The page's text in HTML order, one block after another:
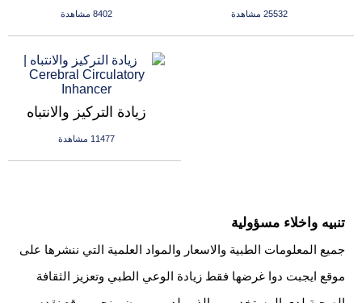
8402 مشاهدة 25532 مشاهدة
زيادة التركيز والانتباه
11477 مشاهدة
تنبيه واخلاء مسؤولية
جميع المعلومات الطبية والاسعار والمواد العلمية التي ننشرها على
موقع ايجبت دوا غرضها فقط زيادة الوعي الطبي وتعزيز الثقافة